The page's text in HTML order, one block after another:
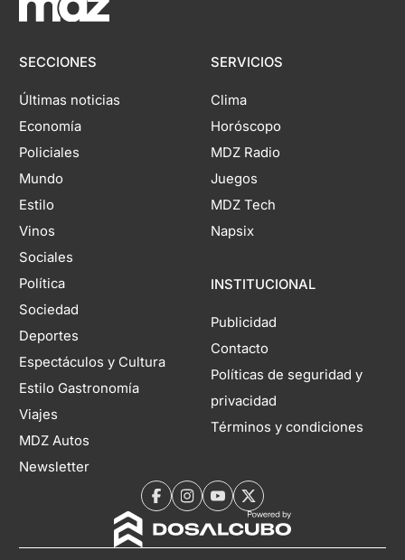
SECCIONES
Últimas noticias
Economía
Policiales
Mundo
Estilo
Vinos
Sociales
Política
Sociedad
Deportes
Espectáculos y Cultura
Estilo Gastronomía
Viajes
MDZ Autos
Newsletter
SERVICIOS
Clima
Horóscopo
MDZ Radio
Juegos
MDZ Tech
Napsix
INSTITUCIONAL
Publicidad
Contacto
Políticas de seguridad y
privacidad
Términos y condiciones